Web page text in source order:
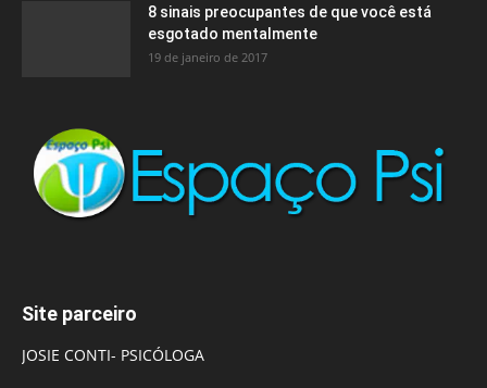
8 sinais preocupantes de que você está
esgotado mentalmente
19 de janeiro de 2017
Site parceiro
JOSIE CONTI- PSICÓLOGA